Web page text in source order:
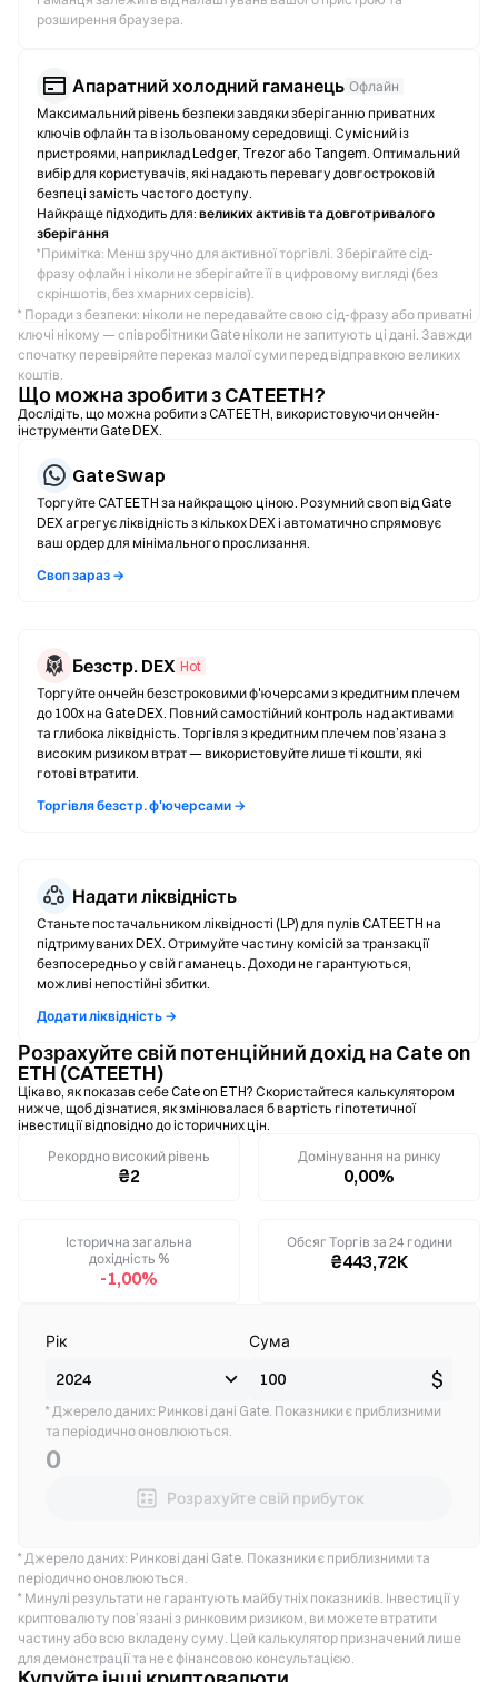
розширення браузера.
Апаратний холодний гаманець Офлайн
Максимальний рівень безпеки завдяки зберіганню приватних
ключів офлайн та в ізольованому середовищі. Сумісний із
пристроями, наприклад Ledger, Trezor або Tangem. Оптимальний
вибір для користувачів, які надають перевагу довгостроковій
безпеці замість частого доступу.
Найкраще підходить для: великих активів та довготривалого
зберігання
*Примітка: Менш зручно для активної торгівлі. Зберігайте сід-
фразу офлайн і ніколи не зберігайте її в цифровому вигляді (без
скріншотів, без хмарних сервісів).
* Поради з безпеки: ніколи не передавайте свою сід-фразу або приватні
ключі нікому — співробітники Gate ніколи не запитують ці дані. Завжди
спочатку перевіряйте переказ малої суми перед відправкою великих
коштів.
Що можна зробити з CATEETH?
Дослідіть, що можна робити з CATEETH, використовуючи ончейн-
інструменти Gate DEX.
GateSwap
Торгуйте CATEETH за найкращою ціною. Розумний своп від Gate
DEX агрегує ліквідність з кількох DEX і автоматично спрямовує
ваш ордер для мінімального прослизання.
Своп зараз →
Безстр. DEX Hot
Торгуйте ончейн безстроковими ф'ючерсами з кредитним плечем
до 100x на Gate DEX. Повний самостійний контроль над активами
та глибока ліквідність. Торгівля з кредитним плечем пов’язана з
високим ризиком втрат — використовуйте лише ті кошти, які
готові втратити.
Торгівля безстр. ф'ючерсами →
Надати ліквідність
Станьте постачальником ліквідності (LP) для пулів CATEETH на
підтримуваних DEX. Отримуйте частину комісій за транзакції
безпосередньо у свій гаманець. Доходи не гарантуються,
можливі непостійні збитки.
Додати ліквідність →
Розрахуйте свій потенційний дохід на Cate on
ETH (CATEETH)
Цікаво, як показав себе Cate on ETH? Скористайтеся калькулятором
нижче, щоб дізнатися, як змінювалася б вартість гіпотетичної
інвестиції відповідно до історичних цін.
Рекордно високий рівень
₴2
Домінування на ринку
0,00%
Історична загальна
дохідність %
-1,00%
Обсяг Торгів за 24 години
₴443,72K
Рік Сума
$
* Джерело даних: Ринкові дані Gate. Показники є приблизними
та періодично оновлюються.
0
Розрахуйте свій прибуток
* Джерело даних: Ринкові дані Gate. Показники є приблизними та
періодично оновлюються.
* Минулі результати не гарантують майбутніх показників. Інвестиції у
криптовалюту пов’язані з ринковим ризиком, ви можете втратити
частину або всю вкладену суму. Цей калькулятор призначений лише
для демонстрації та не є фінансовою консультацією.